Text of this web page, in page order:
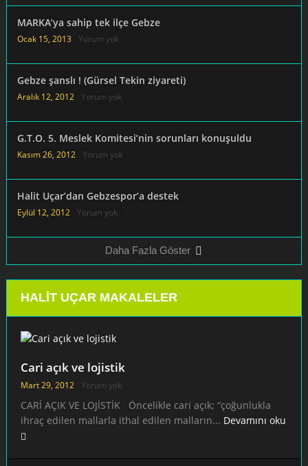
Gebze’ye metro yapılarak trafik rahatlatılmalı
Kocaeli Büyükşehir ve Gebze Belediyesi 2009
önerisi
MARKA’ya sahip tek ilçe Gebze
Ocak 15, 2013 Yorum yok
Gebze şanslı ! (Gürsel Tekin ziyareti)
Aralık 12, 2012 Yorum yok
G.T.O. 5. Meslek Komitesi’nin sorunları konuşuldu
Kasım 26, 2012 Yorum yok
Halit Uçar’dan Gebzespor’a destek
Eylül 12, 2012 Yorum yok
Daha Fazla Göster
HALIT UÇAR MAKALELER
Cari açık ve lojistik
Mart 29, 2012 Yorum yok
CARİ AÇIK VE LOJİSTİK Öncelikle cari açık; “çoğunlukla
ihraç edilen mallarla ithal edilen malların... Devamını oku